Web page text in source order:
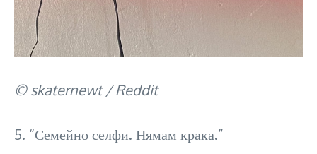
© skaternewt / Reddit
5. “Семейно селфи. Нямам крака.”